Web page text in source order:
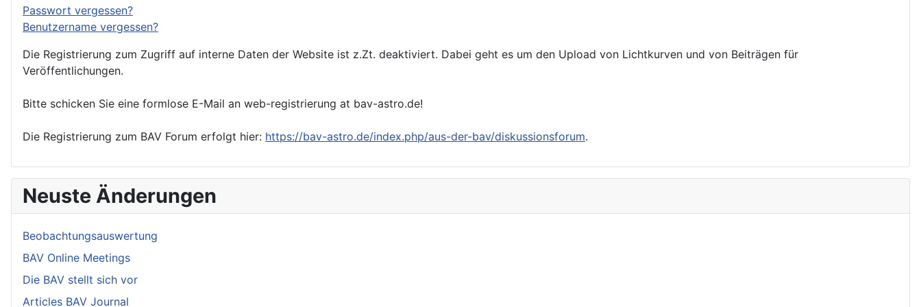
Passwort vergessen?
Benutzername vergessen?
Die Registrierung zum Zugriff auf interne Daten der Website ist z.Zt. deaktiviert. Dabei geht es um den Upload von Lichtkurven und von Beiträgen für
Veröffentlichungen.
Bitte schicken Sie eine formlose E-Mail an web-registrierung at bav-astro.de!
Die Registrierung zum BAV Forum erfolgt hier: https://bav-astro.de/index.php/aus-der-bav/diskussionsforum.
Neuste Änderungen
Beobachtungsauswertung
BAV Online Meetings
Die BAV stellt sich vor
Articles BAV Journal